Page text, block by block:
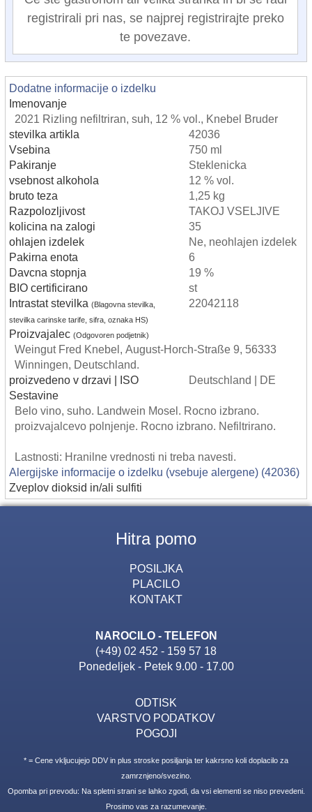
registrirali pri nas, se najprej registrirajte preko
te povezave.
Dodatne informacije o izdelku
Imenovanje
2021 Rizling nefiltriran, suh, 12 % vol., Knebel Bruder
stevilka artikla
42036
Vsebina
750 ml
Pakiranje
Steklenicka
vsebnost alkohola
12 % vol.
bruto teza
1,25 kg
Razpolozljivost
TAKOJ VSELJIVE
kolicina na zalogi
35
ohlajen izdelek
Ne, neohlajen izdelek
Pakirna enota
6
Davcna stopnja
19 %
BIO certificirano
st
Intrastat stevilka (Blagovna stevilka,
stevilka carinske tarife, sifra, oznaka HS)
22042118
Proizvajalec (Odgovoren podjetnik)
Weingut Fred Knebel, August-Horch-Straße 9, 56333
Winningen, Deutschland.
proizvedeno v drzavi | ISO
Deutschland | DE
Sestavine
Belo vino, suho. Landwein Mosel. Rocno izbrano.
proizvajalcevo polnjenje. Rocno izbrano. Nefiltrirano.
Lastnosti: Hranilne vrednosti ni treba navesti.
Alergijske informacije o izdelku (vsebuje alergene) (42036)
Zveplov dioksid in/ali sulfiti
Hitra pomo
POSILJKA
PLACILO
KONTAKT
NAROCILO - TELEFON
(+49) 02 452 - 159 57 18
Ponedeljek - Petek 9.00 - 17.00
ODTISK
VARSTVO PODATKOV
POGOJI
* = Cene vkljucujejo DDV in plus stroske posiljanja ter kakrsno koli doplacilo za
zamrznjeno/svezino.
Opomba pri prevodu: Na spletni strani se lahko zgodi, da vsi elementi se niso prevedeni.
Prosimo vas za razumevanje.